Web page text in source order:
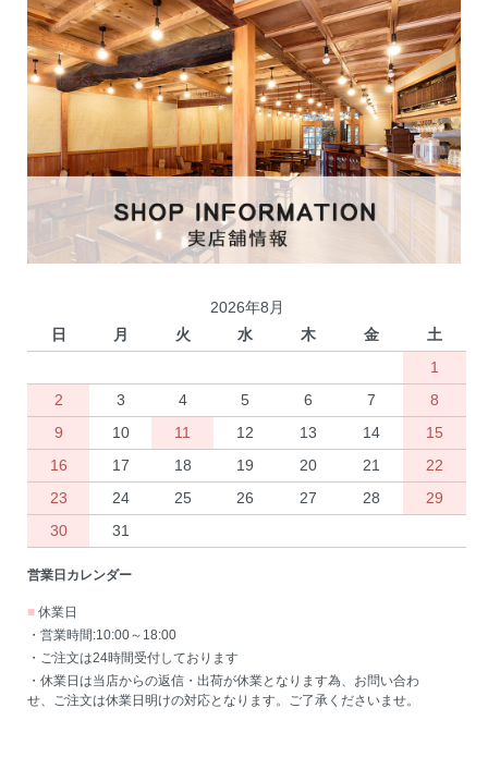
2026年8月
日
月 火 水 木 金
土
1
2
3 4 5 6 7
8
9
10 11 12 13 14
15
16
17 18 19 20 21
22
23
24 25 26 27 28
29
30
31
営業日カレンダー
■ 休業日
・営業時間:10:00～18:00
・ご注文は24時間受付しております
・休業日は当店からの返信・出荷が休業となります為、お問い合わ
せ、ご注文は休業日明けの対応となります。ご了承くださいませ。